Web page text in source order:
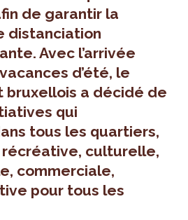
de garantir la
distanciation
Avec l’arrivée
d’été, le
bruxellois a décidé de
qui
tous les quartiers,
culturelle,
commerciale,
pour tous les